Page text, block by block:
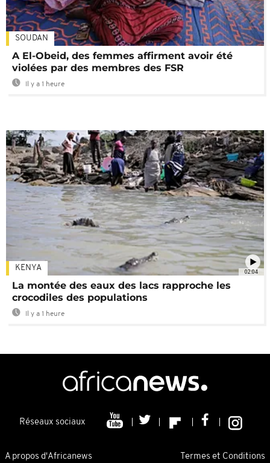
SOUDAN
A El-Obeid, des femmes affirment avoir été
violées par des membres des FSR
Il y a 1 heure
02:04
KENYA
La montée des eaux des lacs rapproche les
crocodiles des populations
Il y a 1 heure
Réseaux sociaux
A propos d'Africanews Termes et Conditions